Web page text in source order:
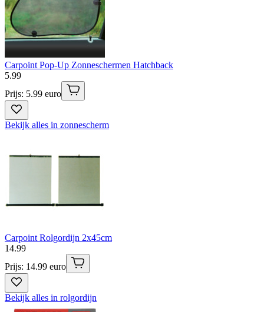
Carpoint Pop-Up Zonneschermen Hatchback
5.99
Prijs: 5.99 euro
Bekijk alles in zonnescherm
Carpoint Rolgordijn 2x45cm
14.99
Prijs: 14.99 euro
Bekijk alles in rolgordijn